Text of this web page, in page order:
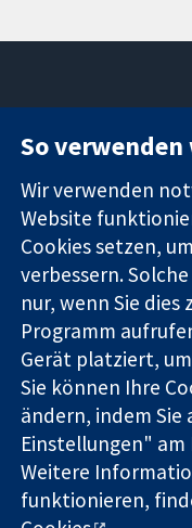
Zuverlässige
Evidenz
Informierte
Entscheidungen
Bessere
Gesundheit
Die Cochrane
(Nr. 1045921) und in
mit beschränkter
Umsatzsteuer-
Copyright © 2026 The
So
Wir verwenden
Website
Cookies setzen,
verbessern.
nur, wenn Sie dies
Programm
Gerät platziert,
Sie können Ihre
ändern, indem Sie
Einstellungen" am
Weitere
funktionieren,